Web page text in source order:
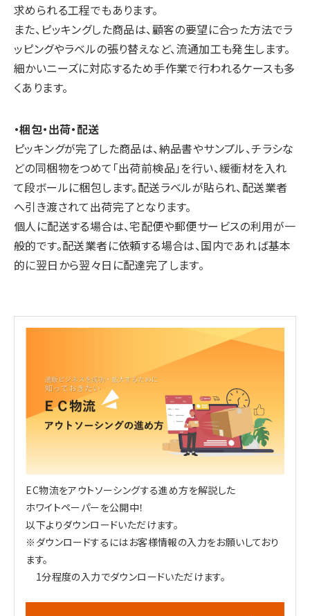
求められる工程でもあります。
また、ピッキングした商品は、顧客の要望に合った方法でラ
ッピングやラベルの張り替えなど、流通加工も発生します。
細かいニーズに対応するため手作業で行われるケースも多
くあります。
・梱包・出荷・配送
ピッキングが完了した商品は、納品書やサンプル、チラシな
どの同梱物をつめて「出荷前検品」を行い、緩衝材を入れ
て段ボールに梱包します。配送ラベルが貼られ、配送業者
へ引き渡されて出荷完了となります。
個人に配送する場合は、宅配便や郵便サービスの利用が一
般的です。配送業者に依頼する場合は、国内であれば基本
的に翌日から翌々日に配達完了します。
EC物流をアウトソーシングする進め方を解説した
ホワイトペーパーを公開中！
以下よりダウンロードいただけます。
※ダウンロードするにはお客様情報の入力をお願いしており
ます。
1分程度の入力でダウンロードいただけます。